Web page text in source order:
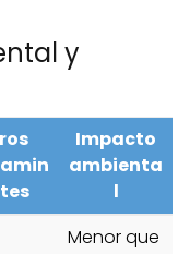
y
Impacto
ambienta
l
Menor que